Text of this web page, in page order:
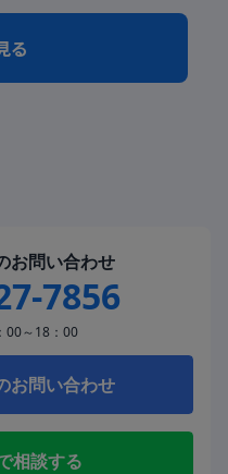
る
お問い合わせ
7856
00～18：00
お問い合わせ
相談する